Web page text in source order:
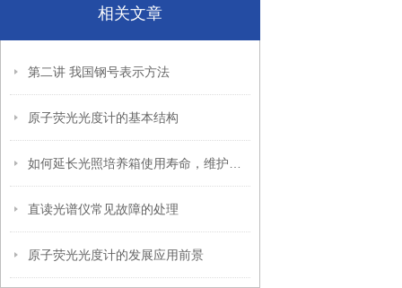
相关文章
第二讲 我国钢号表示方法
原子荧光光度计的基本结构
直读光谱仪常见故障的处理
原子荧光光度计的发展应用前景